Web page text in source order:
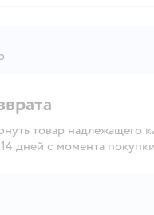
товар надлежащего
дней с момента